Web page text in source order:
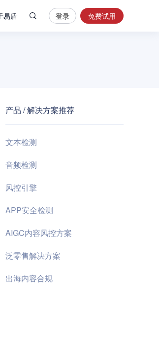
易盾
安
全
控
登录 免费试用
产品 / 解决方案推荐
文本检测
音频检测
风控引擎
APP安全检测
AIGC内容风控方案
泛零售解决方案
出海内容合规